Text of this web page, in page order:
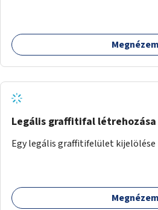
Megnézem
Legális graffitifal létrehozása
Egy legális graffitifelület kijelölése
Megnézem